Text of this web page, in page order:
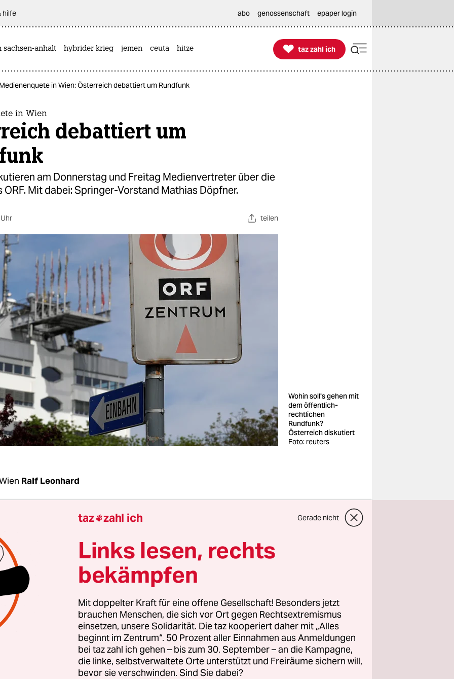
hilfe abo genossenschaft epaper login
sachsen-anhalt hybrider krieg jemen ceuta hitze 
taz zahl ich
taz zahl ich
Medienenquete in Wien: Österreich debattiert um Rundfunk
in Wien
debattiert um
am Donnerstag und Freitag Medienvertreter über die
ORF. Mit dabei: Springer-Vorstand Mathias Döpfner.
teilen
Wohin soll's gehen mit
dem öffentlich-
rechtlichen
Rundfunk?
Österreich diskutiert
Foto: reuters
Ralf Leonhard
als die Zukunft des ORF als gebührenfinanzierter
Rundfunk geht es bei der Medienenquete in
Donnerstag begonnen hat. Entsprechend gequält wirkte
Alexander Wrabetz, der zunächst nur die
hatte. Denn Medienminister Gernot Blümel (ÖVP), der
eröffnete, ist ein Befürworter der Schwächung des
Medienunternehmens zugunsten privater
sich aber derartiger Empfehlungen. Vielmehr richtete
auf den „asymmetrischen Wettbewerb“.
taz zahl ich Gerade nicht
Links lesen, rechts
bekämpfen
Mit doppelter Kraft für eine offene Gesellschaft! Besonders jetzt
brauchen Menschen, die sich vor Ort gegen Rechtsextremismus
einsetzen, unsere Solidarität. Die taz kooperiert daher mit „Alles
beginnt im Zentrum“. 50 Prozent aller Einnahmen aus Anmeldungen
bei taz zahl ich gehen – bis zum 30. September – an die Kampagne,
die linke, selbstverwaltete Orte unterstützt und Freiräume sichern will,
bevor sie verschwinden. Sind Sie dabei?